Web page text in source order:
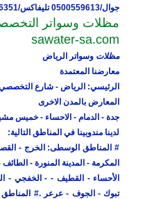
جوال/0500559613 تليفاكس/0114996351 ج/0535553929
مظلات وسواتر
sawater-sa.com
مظلات وسواتر الرياض
معارضنا المعتمدة
الرئيسي: الرياض - شارع
المعارض بالمدن الاخرى
جدة - الدمام - الاحساء - خميس
لدينا مندوبينا في المناطق التالية:
# المناطق الوسطى: الخرج -
المكرمة - المدينة المنورة -
الأحساء - القطيف - - الخفجي -
تبوك - الجوف - عرعر .# المناطق